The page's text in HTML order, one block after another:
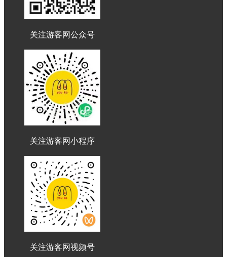
关注游客网公众号
关注游客网小程序
关注游客网视频号